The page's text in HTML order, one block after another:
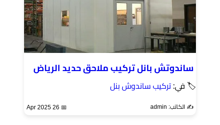
ساندوتش بانل تركيب ملاحق حديد الرياض
🏷 في:تركيب ساندوش بنل
✍️ الكاتب: admin 📅 26 Apr 2025